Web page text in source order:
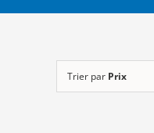
Trier par Prix